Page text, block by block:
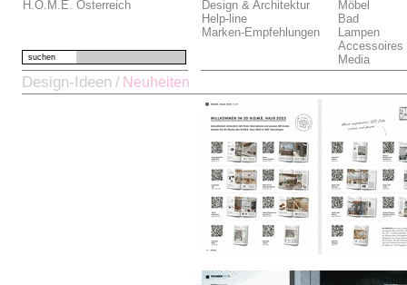
H.O.M.E. Österreich
Design & Architektur
Help-line
Marken-Empfehlungen
Möbel
Bad
Lampen
Accessoires
Media
suchen
Design-Ideen / Neuheiten